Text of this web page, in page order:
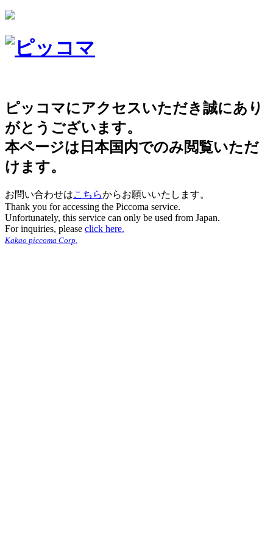
ピッコマにアクセスいただき誠にあり
がとうございます。
本ページは日本国内でのみ閲覧いただ
けます。
お問い合わせはこちらからお願いいたします。
Thank you for accessing the Piccoma service.
Unfortunately, this service can only be used from Japan.
For inquiries, please click here.
Kakao piccoma Corp.